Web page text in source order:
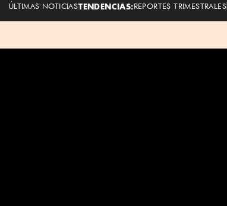
ÚLTIMAS NOTICIASTENDENCIAS:REPORTES TRIMESTRALES